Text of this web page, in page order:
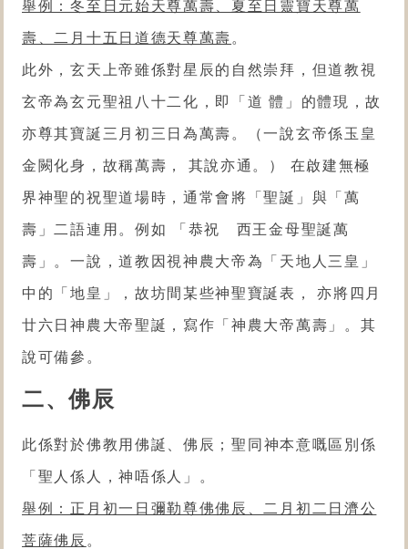
舉例：冬至日元始天尊萬壽、夏至日靈寶天尊萬
壽、二月十五日道德天尊萬壽。
此外，玄天上帝雖係對星辰的自然崇拜，但道教視
玄帝為玄元聖祖八十二化，即「道 體」的體現，故
亦尊其寶誕三月初三日為萬壽。（一說玄帝係玉皇
金闕化身，故稱萬壽， 其說亦通。） 在啟建無極
界神聖的祝聖道場時，通常會將「聖誕」與「萬
壽」二語連用。例如 「恭祝 西王金母聖誕萬
壽」。一說，道教因視神農大帝為「天地人三皇」
中的「地皇」，故坊間某些神聖寶誕表， 亦將四月
廿六日神農大帝聖誕，寫作「神農大帝萬壽」。其
說可備參。
二、佛辰
此係對於佛教 用佛誕、佛辰；聖同神本意嘅區別係
「聖人係人，神唔係人」。
舉例：正月初一日彌勒尊佛佛辰、二月初二日濟公
菩薩佛辰 。